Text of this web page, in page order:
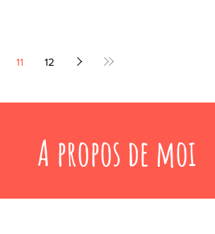
11 12
A propos de moi